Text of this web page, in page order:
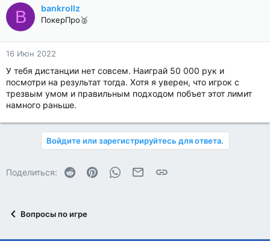
B bankrollz
ПокерПро🥈
16 Июн 2022
У тебя дистанции нет совсем. Наиграй 50 000 рук и
посмотри на результат тогда. Хотя я уверен, что игрок с
трезвым умом и правильным подходом побъет этот лимит
намного раньше.
Войдите или зарегистрируйтесь для ответа.
Поделиться: Reddit PinterestWhatsAppЭлектронная почта
Ссылка
Вопросы по игре